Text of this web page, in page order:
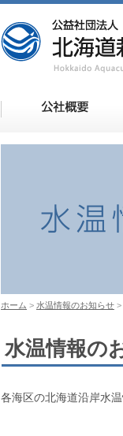
ホーム 水温情報のお知らせ
水温情報の
各海区の北海道沿岸水